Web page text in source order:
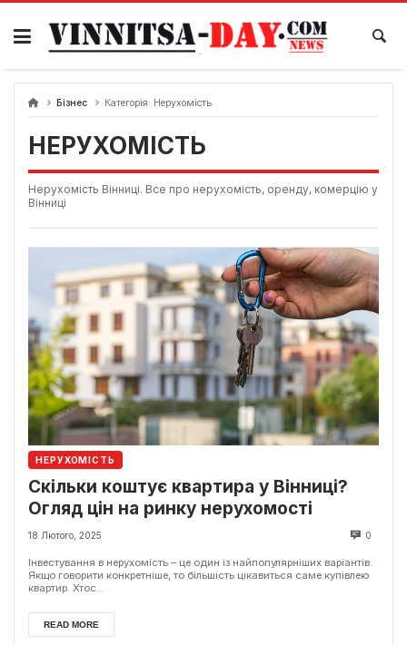
Skip
content
Бізнес Категорія: Нерухомість
НЕРУХОМІСТЬ
Нерухомість Вінниці. Все про нерухомість, оренду, комерцію у
Вінниці
НЕРУХОМІСТЬ
Скільки коштує квартира у Вінниці?
Огляд цін на ринку нерухомості
18 Лютого, 2025 0
Інвестування в нерухомість – це один із найпопулярніших варіантів.
Якщо говорити конкретніше, то більшість цікавиться саме купівлею
квартир. Хтос...
READ MORE